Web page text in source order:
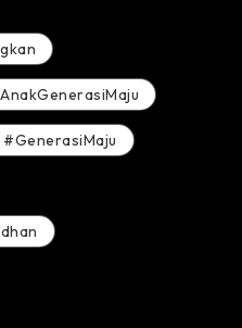
#GenerasiMaju